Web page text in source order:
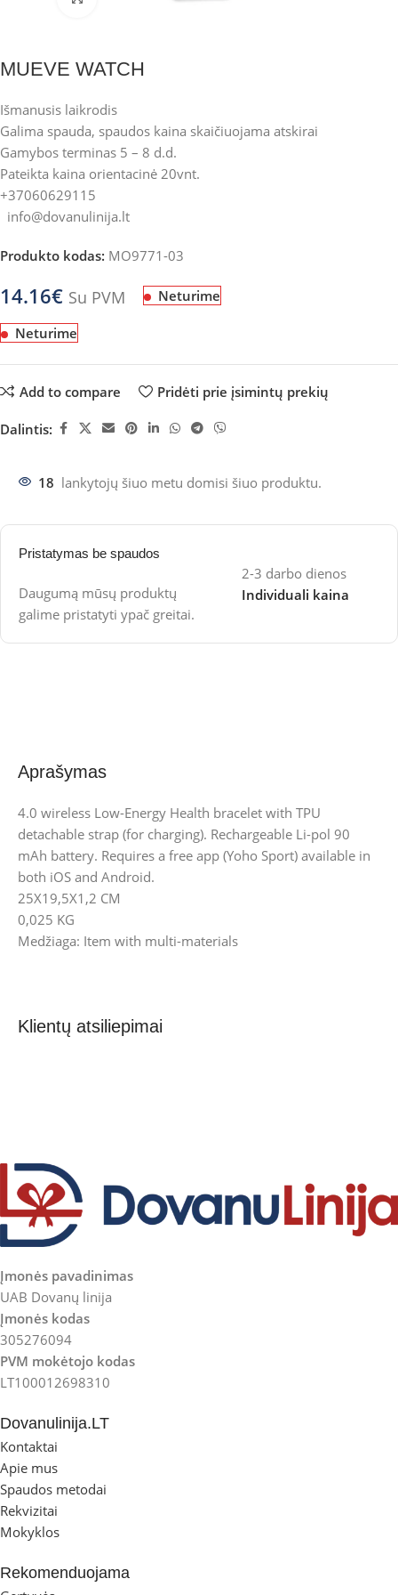
MUEVE WATCH
Išmanusis laikrodis
Galima spauda, spaudos kaina skaičiuojama atskirai
Gamybos terminas 5 – 8 d.d.
Pateikta kaina orientacinė 20vnt.
+37060629115
info@dovanulinija.lt
Produkto kodas: MO9771-03
14.16€ Su PVM Neturime
Neturime
Add to compare Pridėti prie įsimintų prekių
Dalintis:
18 lankytojų šiuo metu domisi šiuo produktu.
Pristatymas be spaudos
Daugumą mūsų produktų
galime pristatyti ypač greitai.
2-3 darbo dienos
Individuali kaina
Aprašymas
4.0 wireless Low-Energy Health bracelet with TPU
detachable strap (for charging). Rechargeable Li-pol 90
mAh battery. Requires a free app (Yoho Sport) available in
both iOS and Android.
25X19,5X1,2 CM
0,025 KG
Medžiaga: Item with multi-materials
Klientų atsiliepimai
Įmonės pavadinimas
UAB Dovanų linija
Įmonės kodas
305276094
PVM mokėtojo kodas
LT100012698310
Dovanulinija.LT
Kontaktai
Apie mus
Spaudos metodai
Rekvizitai
Mokyklos
Rekomenduojama